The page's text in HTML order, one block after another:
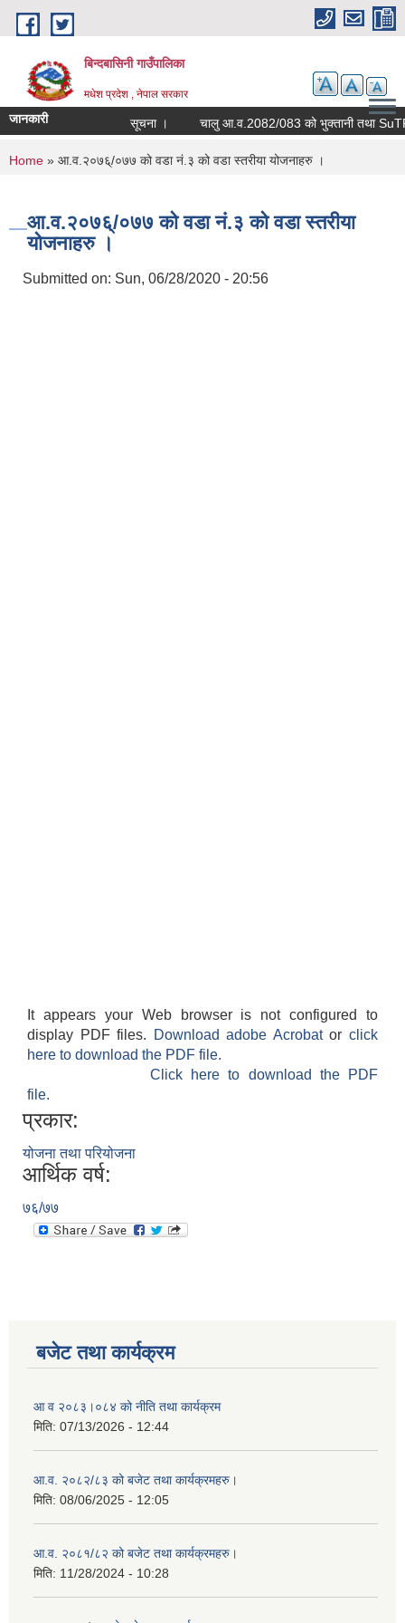
Skip to main content
बिन्दबासिनी गाउँपालिका
मधेश प्रदेश , नेपाल सरकार
जानकारी सूचना ।
You are here
Home » आ.व.२०७६्/०७७ को वडा नं.३ को वडा स्तरीया योजनाहरु ।
आ.व.२०७६्/०७७ को वडा नं.३ को वडा स्तरीया
योजनाहरु ।
Submitted on: Sun, 06/28/2020 - 20:56
It appears your Web browser is not configured to
display PDF files.
Download adobe Acrobatorclick
here to download the PDF file.
Click here to download the PDF
file.
प्रकार:
योजना तथा परियोजना
आर्थिक वर्ष:
७६/७७
बजेट तथा कार्यक्रम
आ व २०८३।०८४ को नीति तथा कार्यक्रम
मिति: 07/13/2026 - 12:44
आ.व. २०८२/८३ को बजेट तथा कार्यक्रमहरु।
मिति: 08/06/2025 - 12:05
आ.व. २०८१/८२ को बजेट तथा कार्यक्रमहरु।
मिति: 11/28/2024 - 10:28